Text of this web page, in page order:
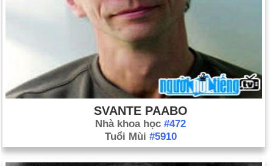
SVANTE PAABO
Nhà khoa học #472
Tuổi Mùi #5910